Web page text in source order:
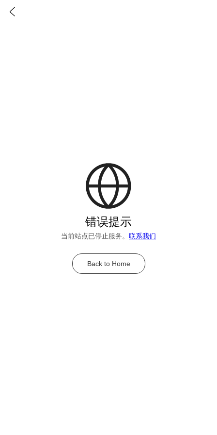
错误提示
当前站点已停止服务。 联系我们
Back to Home